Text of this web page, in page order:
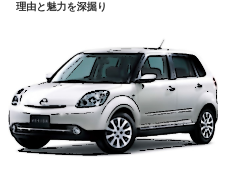
理由と魅力を深掘り